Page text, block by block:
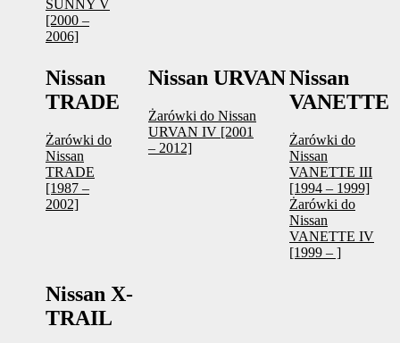
SUNNY V
[2000 –
2006]
Nissan
TRADE
Żarówki do
Nissan
TRADE
[1987 –
2002]
Nissan URVAN
Żarówki do Nissan
URVAN IV [2001
– 2012]
Nissan
VANETTE
Żarówki do
Nissan
VANETTE III
[1994 – 1999]
Żarówki do
Nissan
VANETTE IV
[1999 – ]
Nissan X-
TRAIL